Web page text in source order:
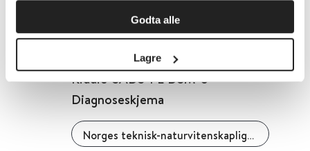
Godta alle
Lagre
Kiddie-SADS-PL DSM-5
Diagnoseskjema
Norges teknisk-naturvitenskaplige universitet (NTNU)